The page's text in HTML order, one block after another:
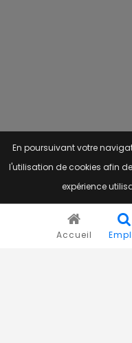
Accueil
En poursuivant votre
l'utilisation de cookies afin
expérience